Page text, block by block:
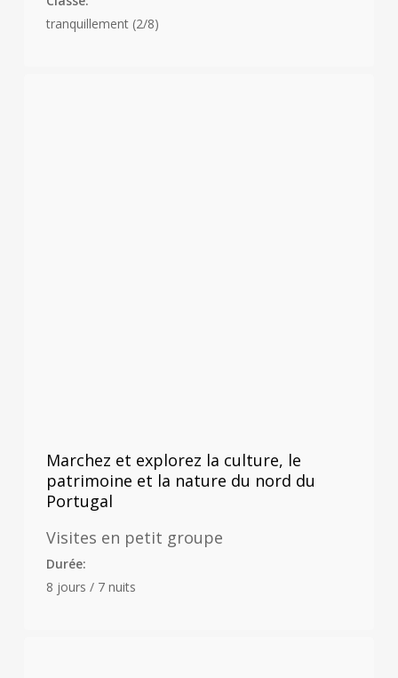
tranquillement (2/8)
Marchez et explorez la culture, le
patrimoine et la nature du nord du
Portugal
Visites en petit groupe
Durée:
8 jours / 7 nuits